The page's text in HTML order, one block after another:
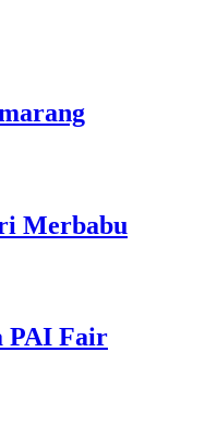
Merbabu
PAI Fair